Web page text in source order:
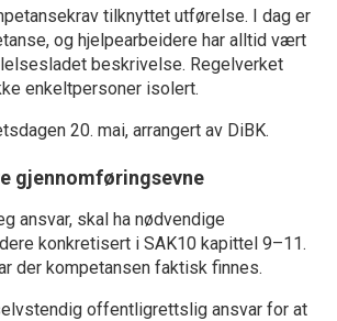
tilknyttet utførelse. I dag er
og hjelpearbeidere har alltid vært
beskrivelse. Regelverket
enkeltpersoner isolert.
20. mai, arrangert av DiBK.
gjennomføringsevne
ansvar, skal ha nødvendige
konkretisert i SAK10 kapittel 9–11.
der kompetansen faktisk finnes.
offentligrettslig ansvar for at